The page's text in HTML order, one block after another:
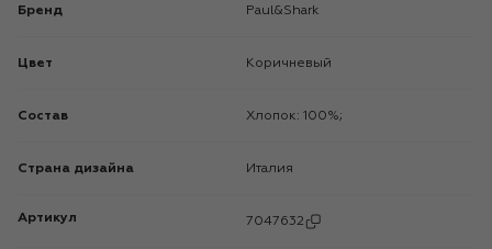
Бренд Paul&Shark
Цвет Коричневый
Состав Хлопок: 100%;
Страна дизайна Италия
Артикул 7047632